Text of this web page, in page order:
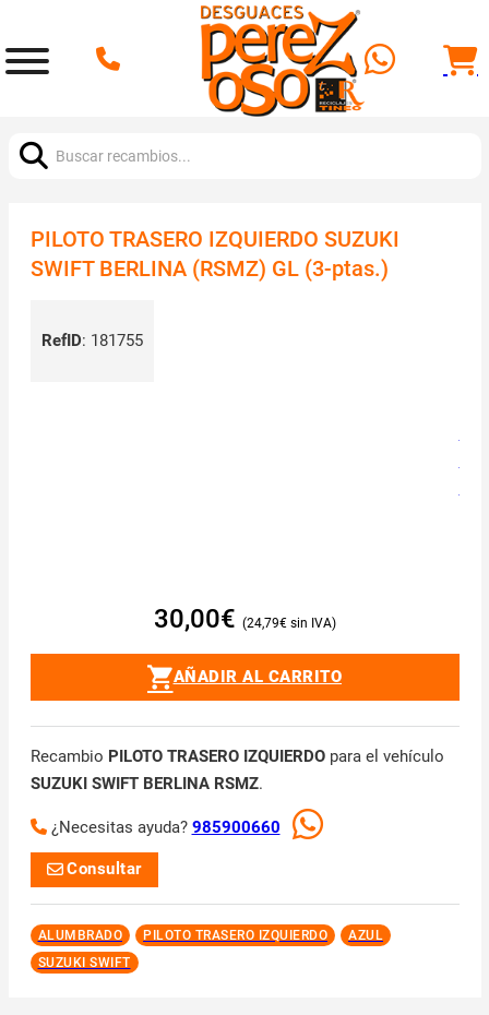
PILOTO TRASERO IZQUIERDO SUZUKI
SWIFT BERLINA (RSMZ) GL (3-ptas.)
RefID: 181755
30,00€ 24,79€
AÑADIR AL CARRITO
Recambio PILOTO TRASERO IZQUIERDOpara el vehículo
SUZUKI SWIFT BERLINA RSMZ.
¿Necesitas ayuda? 985900660
Consultar
ALUMBRADO PILOTO TRASERO IZQUIERDO
AZUL
SUZUKI SWIFT